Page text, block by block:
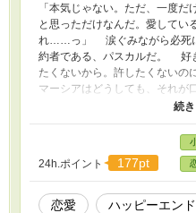
「本気じゃない。ただ、一度
と思っただけなんだ。愛してい
れ……っ」 涙ぐみながら必死
約者である、パスカルだ。 好
たくないから。許したくないの
マーシアはどうしても、それ
ている、つけ込まれていること
カルが浮気してしまうってこ
きだった。 それは、パスカル
からよけい、哀しかった。憎か
別れたくなかった。 愛してい
24h.ポイント 177pt
恋愛 ハッピーエンド